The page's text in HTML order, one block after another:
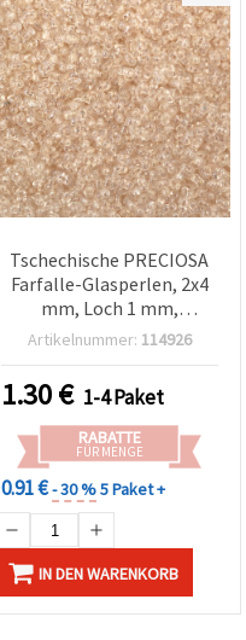
Tschechische PRECIOSA
Farfalle-Glasperlen, 2x4
mm, Loch 1 mm,
transparent
(±250 Stk.)
Artikelnummer: 114926
1.30€ 1-4 Paket
RABATTE
FÜR MENGE
0.91 €- 30 %5 Paket +
IN DEN WARENKORB